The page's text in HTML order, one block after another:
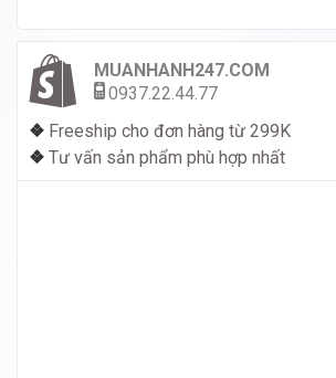
MUANHANH247.COM
0937.22.44.77
❖ Freeship cho đơn hàng từ 299K
❖ Tư vấn sản phẩm phù hợp nhất